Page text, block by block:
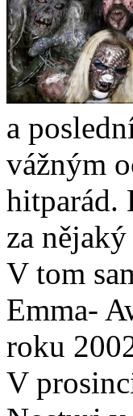
a
vážným
hitparád.
za
V tom
Emma-
roku
V